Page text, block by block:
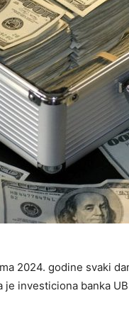
2024. godine svaki
investiciona banka